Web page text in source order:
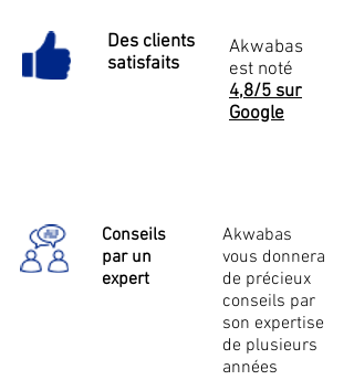
Des clients
satisfaits
Akwabas
est noté
4,8/5 sur
Google
Conseils
par un
expert
Akwabas
vous donnera
de précieux
conseils par
son expertise
de plusieurs
années